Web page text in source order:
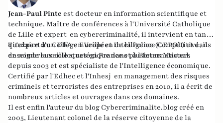
Jean-Paul Pinte est docteur en information scientifique et
technique. Maître de conférences à l'Université Catholique
de Lille et expert en cybercriminalité, il intervient en tant
qu'expert au Collège Européen de la Police (CEPOL) et dans
de nombreux colloques en France et à l'International.
Titulaire d'un DEA en Veille et Intelligence Compétitive, il
enseigne la veille stratégique dans plusieurs Masters
depuis 2003 et est spécialiste de l'Intelligence économique.
Certifié par l'Edhec et l'Inhesj en management des risques
criminels et terroristes des entreprises en 2010, il a écrit de
nombreux articles et ouvrages dans ces domaines.
Il est enfin l'auteur du blog Cybercriminalite.blog créé en
2005, Lieutenant colonel de la réserve citoyenne de la